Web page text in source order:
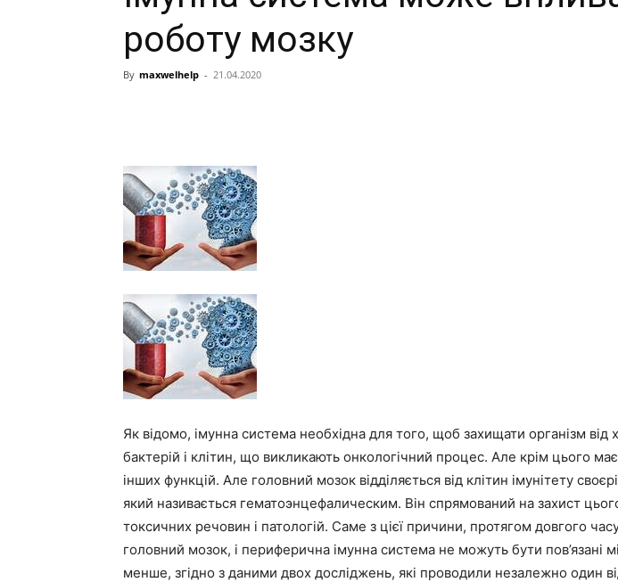
роботу мозку
By maxwelhelp - 21.04.2020
Як відомо, імунна система необхідна для того, щоб захищати організм від
бактерій і клітин, що викликають онкологічний процес. Але крім цього має
інших функцій. Але головний мозок відділяється від клітин імунітету
який називається гематоэнцефалическим. Він спрямований на захист
токсичних речовин і патологій. Саме з цієї причини, протягом довгого
головний мозок, і периферична імунна система не можуть бути пов’язані
менше, згідно з даними двох досліджень, які проводили незалежно один